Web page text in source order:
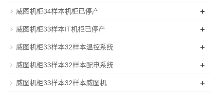
威图机柜34样本机柜已停产 +
威图机柜33样本IT机柜已停产 +
威图机柜33样本32样本温控系统 +
威图机柜33样本32样本配电系统 +
威图机柜33样本32样本威图机... +